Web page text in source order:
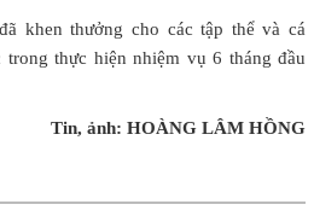
khen thưởng cho các tập thể và cá
trong thực hiện nhiệm vụ 6 tháng đầu
Tin, ảnh: HOÀNG LÂM HỒNG